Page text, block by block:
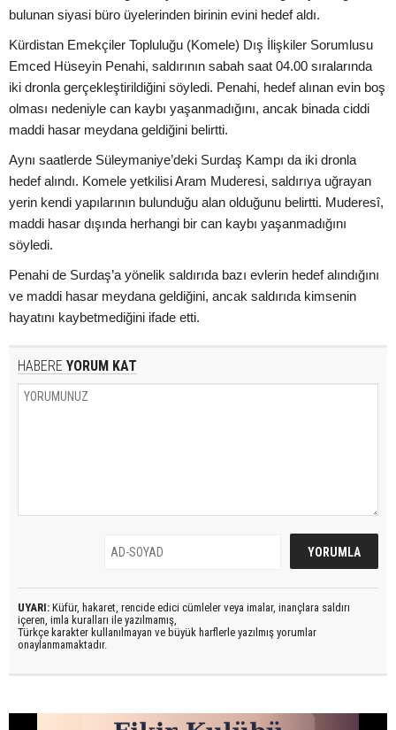
bulunan siyasi büro üyelerinden birinin evini hedef aldı.
Kürdistan Emekçiler Topluluğu (Komele) Dış İlişkiler Sorumlusu
Emced Hüseyin Penahi, saldırının sabah saat 04.00 sıralarında
iki dronla gerçekleştirildiğini söyledi. Penahi, hedef alınan evin boş
olması nedeniyle can kaybı yaşanmadığını, ancak binada ciddi
maddi hasar meydana geldiğini belirtti.
Aynı saatlerde Süleymaniye’deki Surdaş Kampı da iki dronla
hedef alındı. Komele yetkilisi Aram Muderesi, saldırıya uğrayan
yerin kendi yapılarının bulunduğu alan olduğunu belirtti. Muderesî,
maddi hasar dışında herhangi bir can kaybı yaşanmadığını
söyledi.
Penahi de Surdaş’a yönelik saldırıda bazı evlerin hedef alındığını
ve maddi hasar meydana geldiğini, ancak saldırıda kimsenin
hayatını kaybetmediğini ifade etti.
HABERE YORUM KAT
UYARI: Küfür, hakaret, rencide edici cümleler veya imalar, inançlara saldırı
içeren, imla kuralları ile yazılmamış,
Türkçe karakter kullanılmayan ve büyük harflerle yazılmış yorumlar
onaylanmamaktadır.